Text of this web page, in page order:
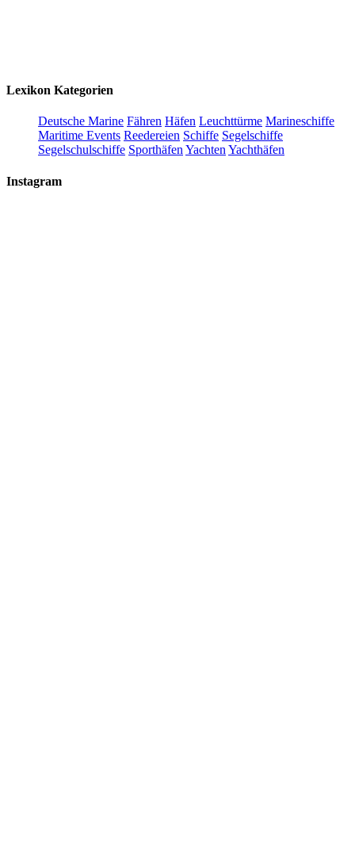
Lexikon Kategorien
Deutsche Marine Fähren Häfen Leuchttürme Marineschiffe
Maritime Events Reedereien Schiffe Segelschiffe
Segelschulschiffe SporthäfenYachtenYachthäfen
Instagram